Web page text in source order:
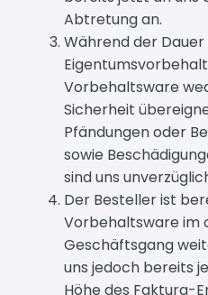
Abtretung an.
Während der Dauer
Vorbehaltsware
Sicherheit
Pfändungen oder
sowie
sind uns
Der Besteller ist
Vorbehaltsware im
Geschäftsgang
uns jedoch bereits
Höhe des Faktura-